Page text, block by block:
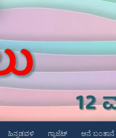
ಹಿನ್ನಡವಳಿ ಗ್ಯಾಜೆಟ್ ಆನೆ ಬಂತಾನೆ